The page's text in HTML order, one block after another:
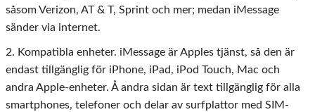
såsom Verizon, AT & T, Sprint och mer; medan iMessage
sänder via internet.
2. Kompatibla enheter. iMessage är Apples tjänst, så den är
endast tillgänglig för iPhone, iPad, iPod Touch, Mac och
andra Apple-enheter. Å andra sidan är text tillgänglig för alla
smartphones, telefoner och delar av surfplattor med SIM-